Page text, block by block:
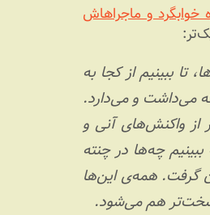
خوابگرد و ماجراهاش
ببینیم از کجا به
می‌داشت و می‌دارد.
از واکنش‌های آنی و
چه‌ها در چنته
گرفت. همه‌ی این‌ها
سخت‌تر هم می‌شود.